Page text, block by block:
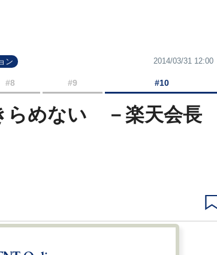
ン 2014/03/31 12:00
#8 #9 #10
らめない －楽天会長